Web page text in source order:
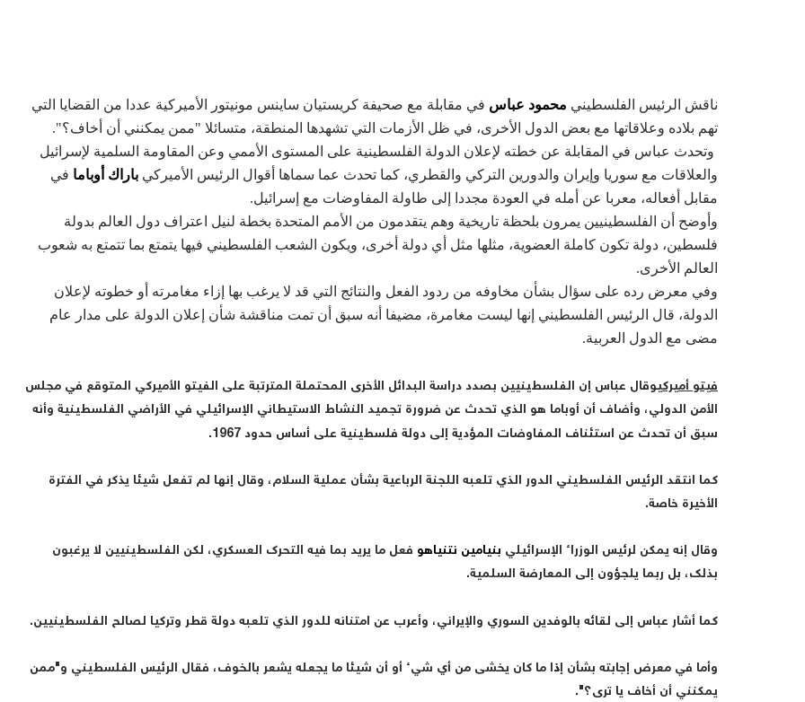
ناقش الرئيس الفلسطيني محمود عباس في مقابلة مع صحيفة كريستيان ساينس مونيتور الأميركية عددا من القضايا التي
تهم بلاده وعلاقاتها مع بعض الدول الأخرى، في ظل الأزمات التي تشهدها المنطقة، متسائلا "ممن يمكنني أن أخاف؟".
وتحدث عباس في المقابلة عن خطته لإعلان الدولة الفلسطينية على المستوى الأممي وعن المقاومة السلمية لإسرائيل
والعلاقات مع سوريا وإيران والدورين التركي والقطري، كما تحدث عما سماها أقوال الرئيس الأميركي باراك أوباما في
مقابل أفعاله، معربا عن أمله في العودة مجددا إلى طاولة المفاوضات مع إسرائيل.
وأوضح أن الفلسطينيين يمرون بلحظة تاريخية وهم يتقدمون من الأمم المتحدة بخطة لنيل اعتراف دول العالم بدولة
فلسطين، دولة تكون كاملة العضوية، مثلها مثل أي دولة أخرى، ويكون الشعب الفلسطيني فيها يتمتع بما تتمتع به شعوب
العالم الأخرى.
وفي معرض رده على سؤال بشأن مخاوفه من ردود الفعل والنتائج التي قد لا يرغب بها إزاء مغامرته أو خطوته لإعلان
الدولة، قال الرئيس الفلسطيني إنها ليست مغامرة، مضيفا أنه سبق أن تمت مناقشة شأن إعلان الدولة على مدار عام
مضى مع الدول العربية.
فيتو أميركيوقال عباس إن الفلسطينيين بصدد دراسة البدائل الأخرى المحتملة المترتبة على الفيتو الأميركي المتوقع في مجلس
الأمن الدولي، وأضاف أن أوباما هو الذي تحدث عن ضرورة تجميد النشاط الاستيطاني الإسرائيلي في الأراضي الفلسطينية وأنه
سبق أن تحدث عن استئناف المفاوضات المؤدية إلى دولة فلسطينية على أساس حدود 1967.
كما انتقد الرئيس الفلسطيني الدور الذي تلعبه اللجنة الرباعية بشأن عملية السلام، وقال إنها لم تفعل شيئا يذكر في الفترة
الأخيرة خاصة.
وقال إنه يمكن لرئيس الوزراء الإسرائيلي بنيامين نتنياهو فعل ما يريد بما فيه التحرك العسكري، لكن الفلسطينيين لا يرغبون
بذلك، بل ربما يلجؤون إلى المعارضة السلمية.
كما أشار عباس إلى لقائه بالوفدين السوري والإيراني، وأعرب عن امتنانه للدور الذي تلعبه دولة قطر وتركيا لصالح الفلسطينيين.
وأما في معرض إجابته بشأن إذا ما كان يخشى من أي شيء أو أن شيئا ما يجعله يشعر بالخوف، فقال الرئيس الفلسطيني و"ممن
يمكنني أن أخاف يا ترى؟".